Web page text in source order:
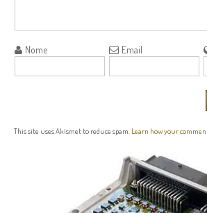
Nome Email
This site uses Akismet to reduce spam. Learn how your